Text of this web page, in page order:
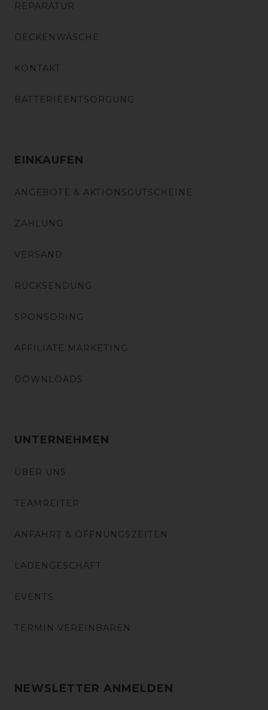
REPARATUR
DECKENWÄSCHE
KONTAKT
BATTERIEENTSORGUNG
EINKAUFEN
ANGEBOTE & AKTIONSGUTSCHEINE
ZAHLUNG
VERSAND
RÜCKSENDUNG
SPONSORING
AFFILIATE MARKETING
DOWNLOADS
UNTERNEHMEN
ÜBER UNS
TEAMREITER
ANFAHRT & ÖFFNUNGSZEITEN
LADENGESCHÄFT
EVENTS
TERMIN VEREINBAREN
NEWSLETTER ANMELDEN